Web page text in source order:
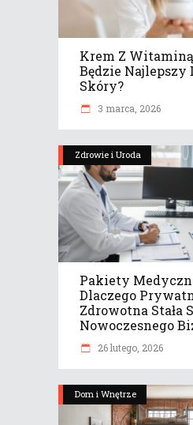
Krem Z
Będzie Najlepszy
Skóry?
3 marca, 2026
Zdrowie i Uroda
Pakiety
Dlaczego
Zdrowotna Stała
Nowoczesnego
26 lutego, 2026
Dom i Wnętrze